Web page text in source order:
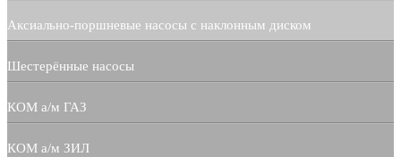
Аксиально-поршневые насосы с наклонным диском
Шестерённые насосы
КОМ а/м ГАЗ
КОМ а/м ЗИЛ